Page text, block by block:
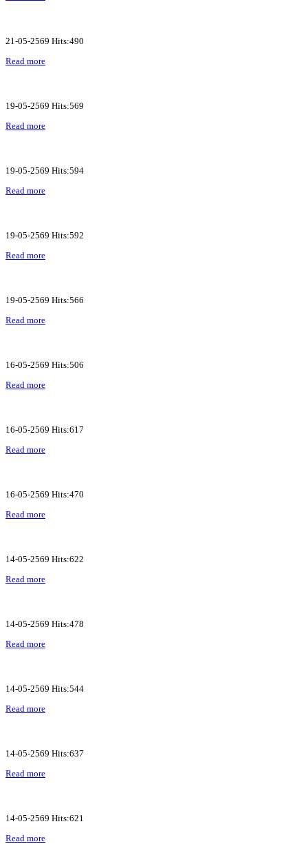
21-05-2569 Hits:490
Read more
19-05-2569 Hits:569
Read more
19-05-2569 Hits:594
Read more
19-05-2569 Hits:592
Read more
19-05-2569 Hits:566
Read more
16-05-2569 Hits:506
Read more
16-05-2569 Hits:617
Read more
16-05-2569 Hits:470
Read more
14-05-2569 Hits:622
Read more
14-05-2569 Hits:478
Read more
14-05-2569 Hits:544
Read more
14-05-2569 Hits:637
Read more
14-05-2569 Hits:621
Read more